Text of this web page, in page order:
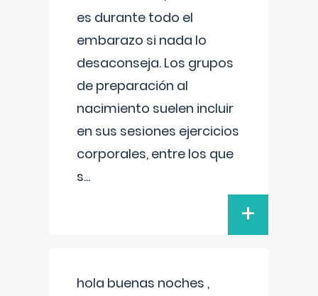
es durante todo el
embarazo si nada lo
desaconseja. Los grupos
de preparación al
nacimiento suelen incluir
en sus sesiones ejercicios
corporales, entre los que
s...
+
hola buenas noches ,